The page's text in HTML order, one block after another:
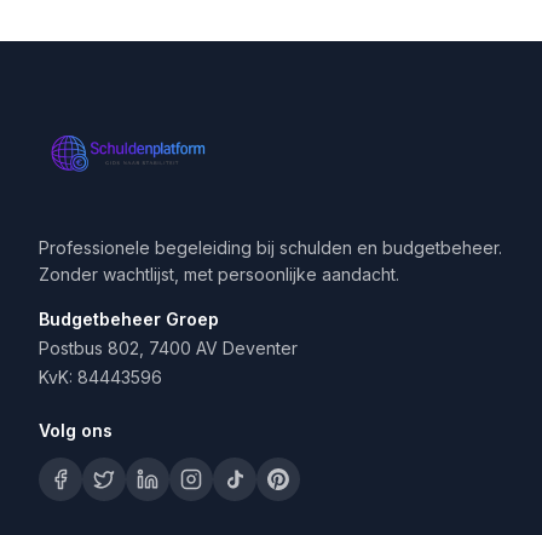
Professionele begeleiding bij schulden en budgetbeheer.
Zonder wachtlijst, met persoonlijke aandacht.
Budgetbeheer Groep
Postbus 802, 7400 AV Deventer
KvK: 84443596
Volg ons